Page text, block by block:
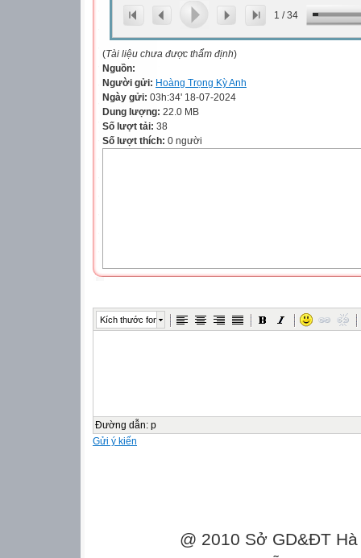
1 /34
(Tài liệu chưa được thẩm định)
Nguồn:
Người gửi: Hoàng Trọng Kỳ Anh
Ngày gửi: 03h:34' 18-07-2024
Dung lượng: 22.0 MB
Số lượt tải: 38
Số lượt thích: 0 người
Kích thước font
Đường dẫn: p
Gửi ý kiến
@ 2010 Sở GD&ĐT